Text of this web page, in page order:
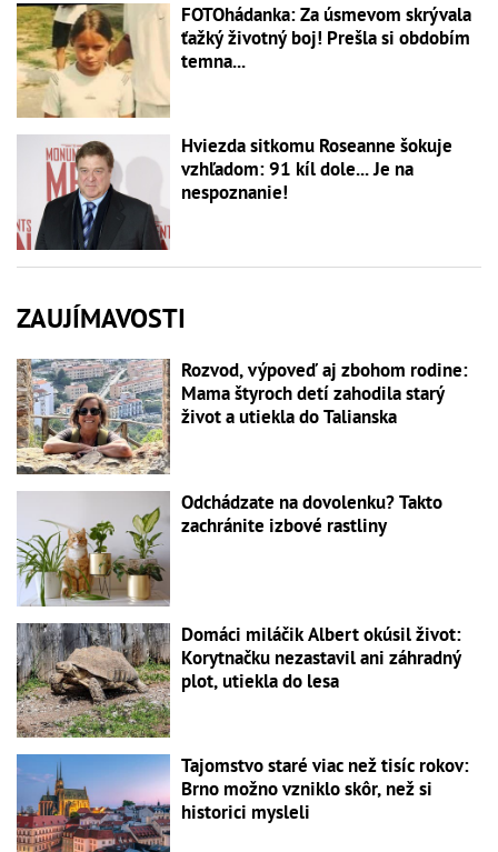
FOTOhádanka: Za úsmevom skrývala
ťažký životný boj! Prešla si obdobím
temna...
Hviezda sitkomu Roseanne šokuje
vzhľadom: 91 kíl dole... Je na
nespoznanie!
ZAUJÍMAVOSTI
Rozvod, výpoveď aj zbohom rodine:
Mama štyroch detí zahodila starý
život a utiekla do Talianska
Odchádzate na dovolenku? Takto
zachránite izbové rastliny
Domáci miláčik Albert okúsil život:
Korytnačku nezastavil ani záhradný
plot, utiekla do lesa
Tajomstvo staré viac než tisíc rokov:
Brno možno vzniklo skôr, než si
historici mysleli